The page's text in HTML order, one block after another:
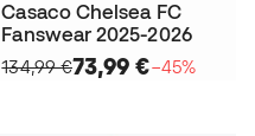
Casaco Chelsea FC
Fanswear 2025-2026
134,99 €73,99 €−45%